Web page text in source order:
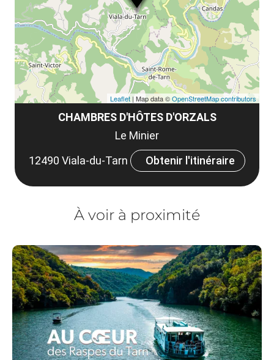
CHAMBRES D'HÔTES D'ORZALS
Le Minier
12490 Viala-du-Tarn
Obtenir l'itinéraire
Leaflet | Map data ©OpenStreetMap contributors
À voir à proximité